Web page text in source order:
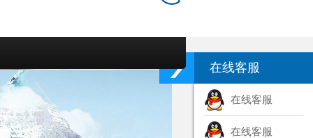
在线客服
在线客服
在线客服